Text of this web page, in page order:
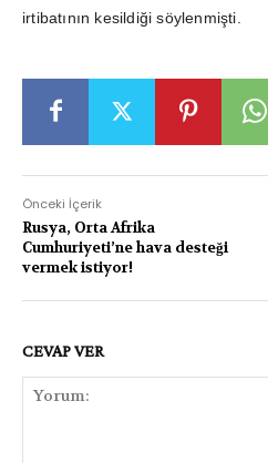
irtibatının kesildiği söylenmişti.
Önceki İçerik
Rusya, Orta Afrika
Cumhuriyeti’ne hava desteği
vermek istiyor!
CEVAP VER